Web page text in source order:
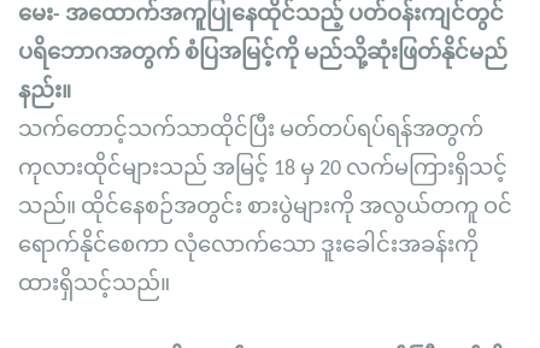
မေး- အထောက်အကူပြုနေထိုင်သည့် ပတ်ဝန်းကျင်တွင်
ပရိဘောဂအတွက် စံပြအမြင့်ကို မည်သို့ဆုံးဖြတ်နိုင်မည်
နည်း။
သက်တောင့်သက်သာထိုင်ပြီး မတ်တပ်ရပ်ရန်အတွက်
ကုလားထိုင်များသည် အမြင့် 18 မှ 20 လက်မကြားရှိသင့်
သည်။ ထိုင်နေစဉ်အတွင်း စားပွဲများကို အလွယ်တကူ ဝင်
ရောက်နိုင်စေကာ လုံလောက်သော ဒူးခေါင်းအခန်းကို
ထားရှိသင့်သည်။